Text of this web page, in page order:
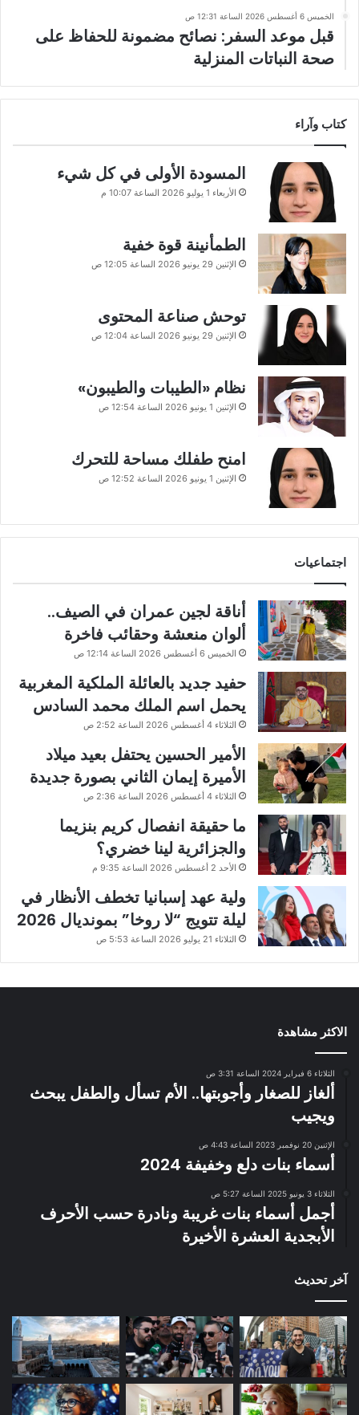
الخميس 6 أغسطس 2026 الساعة 12:31 ص
قبل موعد السفر: نصائح مضمونة للحفاظ على
صحة النباتات المنزلية
كتاب وآراء
المسودة الأولى في كل شيء
الأربعاء 1 يوليو 2026 الساعة 10:07 م
الطمأنينة قوة خفية
الإثنين 29 يونيو 2026 الساعة 12:05 ص
توحش صناعة المحتوى
الإثنين 29 يونيو 2026 الساعة 12:04 ص
نظام «الطيبات والطيبون»
الإثنين 1 يونيو 2026 الساعة 12:54 ص
امنح طفلك مساحة للتحرك
الإثنين 1 يونيو 2026 الساعة 12:52 ص
اجتماعيات
أناقة لجين عمران في الصيف..
ألوان منعشة وحقائب فاخرة
الخميس 6 أغسطس 2026 الساعة 12:14 ص
حفيد جديد بالعائلة الملكية المغربية
يحمل اسم الملك محمد السادس
الثلاثاء 4 أغسطس 2026 الساعة 2:52 ص
الأمير الحسين يحتفل بعيد ميلاد
الأميرة إيمان الثاني بصورة جديدة
الثلاثاء 4 أغسطس 2026 الساعة 2:36 ص
ما حقيقة انفصال كريم بنزيما
والجزائرية لينا خضري؟
الأحد 2 أغسطس 2026 الساعة 9:35 م
ولية عهد إسبانيا تخطف الأنظار في
ليلة تتويج “لا روخا” بمونديال 2026
الثلاثاء 21 يوليو 2026 الساعة 5:53 ص
الاكثر مشاهدة
الثلاثاء 6 فبراير 2024 الساعة 3:31 ص
ألغاز للصغار وأجوبتها.. الأم تسأل والطفل يبحث
ويجيب
الإثنين 20 نوفمبر 2023 الساعة 4:43 ص
أسماء بنات دلع وخفيفة 2024
الثلاثاء 3 يونيو 2025 الساعة 5:27 ص
أجمل أسماء بنات غريبة ونادرة حسب الأحرف
الأبجدية العشرة الأخيرة
آخر تحديث